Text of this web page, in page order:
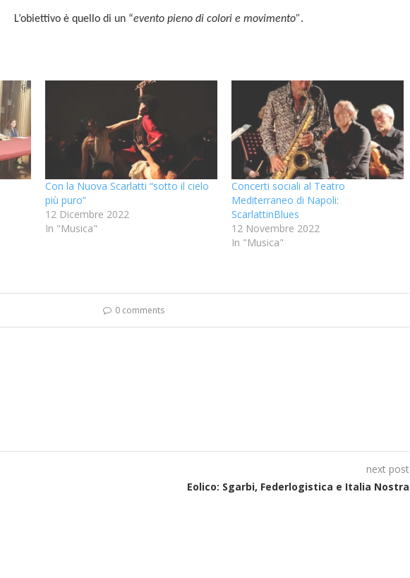
L’obiettivo è quello di un “evento pieno di colori e movimento”.
Con la Nuova Scarlatti “sotto il cielo
più puro”
12 Dicembre 2022
In "Musica"
Concerti sociali al Teatro
Mediterraneo di Napoli:
ScarlattinBlues
12 Novembre 2022
In "Musica"
0 comments
next post
Eolico: Sgarbi, Federlogistica e Italia Nostra